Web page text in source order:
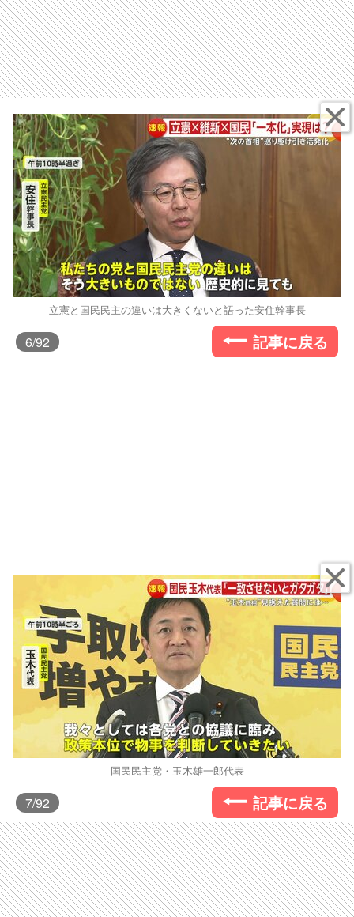
立憲と国民民主の違いは大きくないと語った安住幹事長
6/92 記事に戻る
国民民主党・玉木雄一郎代表
7/92 記事に戻る